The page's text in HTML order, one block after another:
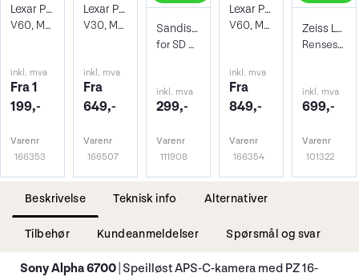
Lexar Pro 1800X SDXC UHS-II U3
V60, Max Read 280 - Write 210 MB/s
inkl. mva
Fra 1
199,-
Varenr
166353
Lexar Pro Silver 1066X SDXC UHS-I (V30)
V30, Max Read 205 - Write 150 MB/s
inkl. mva
Fra
649,-
Varenr
166507
Sandisk Minnekortleser USB Type-C
for SD UHS-I, UHS-II
inkl. mva
299,-
Varenr
111908
Lexar Pro 1667X SDXC UHS-II U3
V60, Max Read 250 - Write 120 MB/s
inkl. mva
Fra
849,-
Varenr
166354
Zeiss Lens Cleaning Kit
Rensesett for objektiv og kamera
inkl. mva
699,-
Varenr
101322
Beskrivelse Teknisk info Alternativer
Tilbehør Kundeanmeldelser Spørsmål og svar
Sony Alpha 6700 | Speilløst APS-C-kamera med PZ 16-